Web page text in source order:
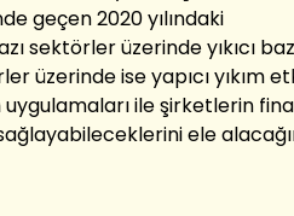
geçen 2020 yılındaki
sektörler üzerinde yıkıcı
üzerinde ise yapıcı yıkım
ile şirketlerin
ele